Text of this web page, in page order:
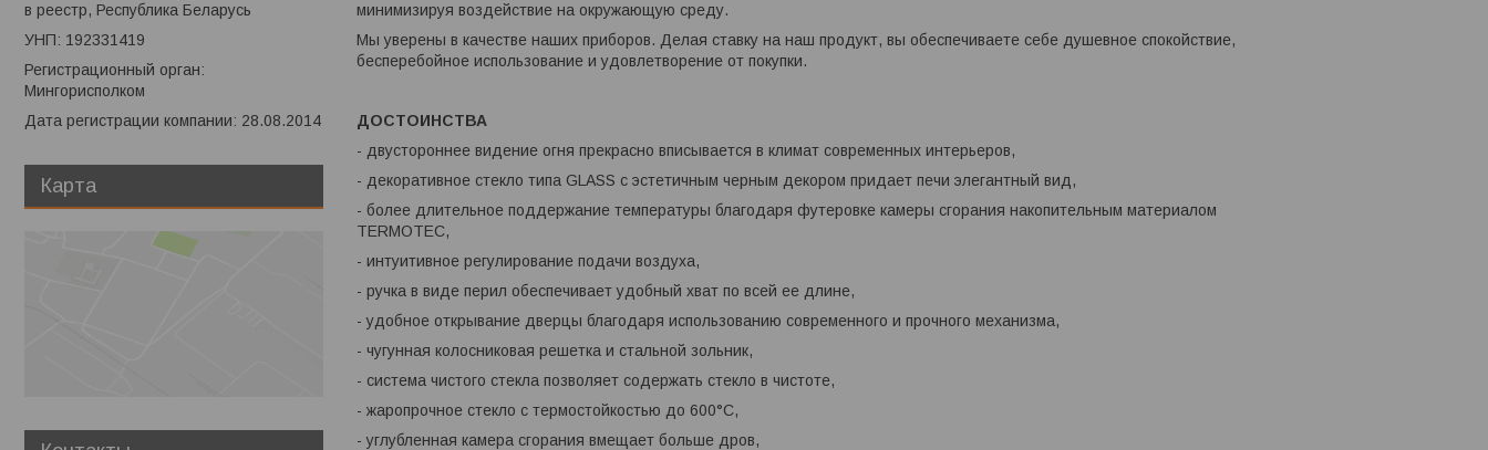
минимизируя воздействие на окружающую среду.
Мы уверены в качестве наших приборов. Делая ставку на наш продукт, вы обеспечиваете себе душевное спокойствие,
бесперебойное использование и удовлетворение от покупки.
ДОСТОИНСТВА
- двустороннее видение огня прекрасно вписывается в климат современных интерьеров,
- декоративное стекло типа GLASS с эстетичным черным декором придает печи элегантный вид,
- более длительное поддержание температуры благодаря футеровке камеры сгорания накопительным материалом
TERMOTEC,
- интуитивное регулирование подачи воздуха,
- ручка в виде перил обеспечивает удобный хват по всей ее длине,
- удобное открывание дверцы благодаря использованию современного и прочного механизма,
- чугунная колосниковая решетка и стальной зольник,
- система чистого стекла позволяет содержать стекло в чистоте,
- жаропрочное стекло с термостойкостью до 600°C,
- углубленная камера сгорания вмещает больше дров,
в реестр, Республика Беларусь
УНП: 192331419
Регистрационный орган:
Мингорисполком
Дата регистрации компании: 28.08.2014
Карта